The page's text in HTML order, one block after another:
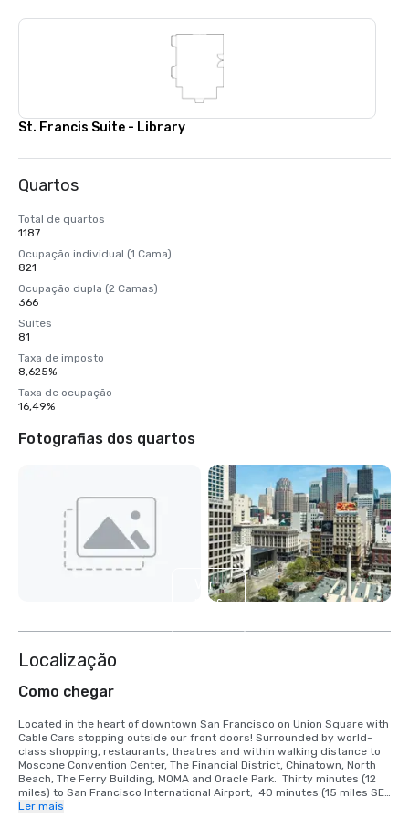
St. Francis Suite - Library
Quartos
Total de quartos
1187
Ocupação individual (1 Cama)
821
Ocupação dupla (2 Camas)
366
Suítes
81
Taxa de imposto
8,625%
Taxa de ocupação
16,49%
Fotografias dos quartos
Ver
mais
Localização
Como chegar
Located in the heart of downtown San Francisco on Union Square with
Cable Cars stopping outside our front doors! Surrounded by world-
class shopping, restaurants, theatres and within walking distance to
Moscone Convention Center, The Financial District, Chinatown, North
Beach, The Ferry Building, MOMA and Oracle Park.  Thirty minutes (12
miles) to San Francisco International Airport;  40 minutes (15 miles SE)
to Oakland International Airport.
Ler mais